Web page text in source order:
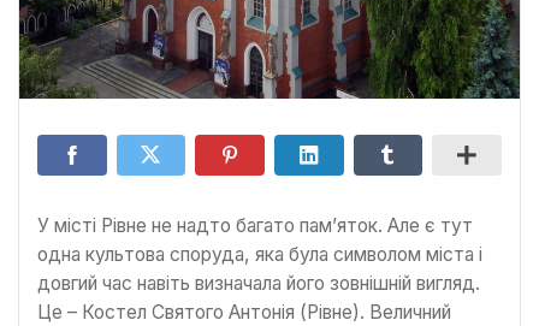
У місті Рівне не надто багато пам’яток. Але є тут
одна культова споруда, яка була символом міста і
довгий час навіть визначала його зовнішній вигляд.
Це – Костел Святого Антонія (Рівне). Величний